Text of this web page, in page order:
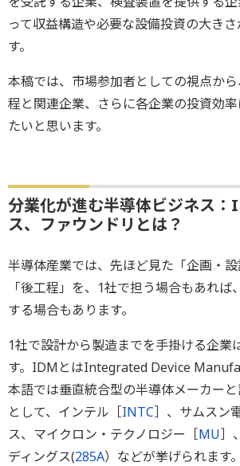
って収益構造や必要な設備投資の大き
す。
本稿では、市場参加者としての視点か
程と関連企業、さらに各企業の投資効
たいと思います。
分業化が進む半導体ビジネス
ス、ファウンドリとは？
半導体産業では、先ほど見た「企画・設
「後工程」を、1社で担う場合もあれば
する場合もあります。
1社で設計から製造までを手掛ける企業
す。IDMとはIntegrated Device
本語では垂直統合型の半導体メーカー
として、インテル［INTC］、サムスン
ス、マイクロン・テクノロジー［MU］
ディングス(285A）などが挙げられます。